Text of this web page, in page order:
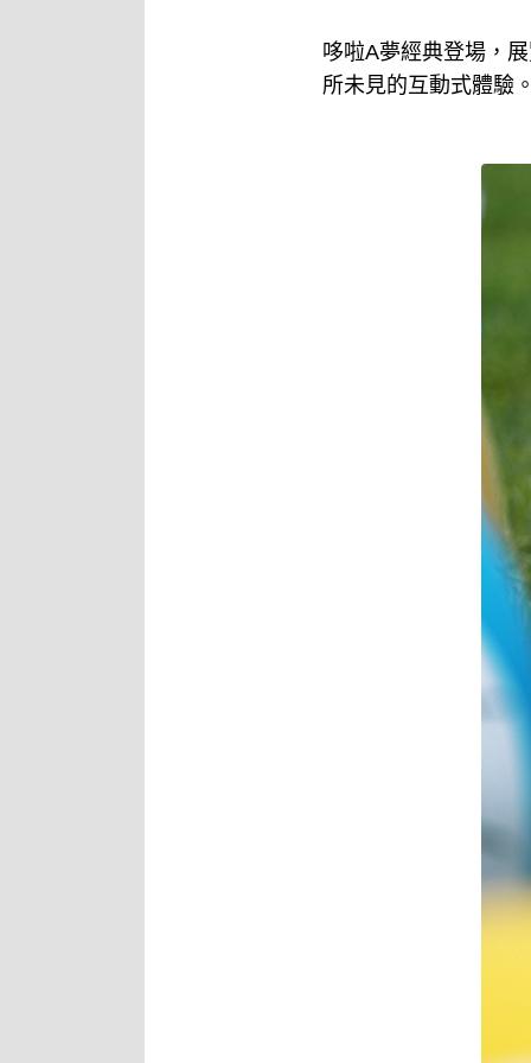
哆啦A夢經典登場，
所未見的互動式體驗